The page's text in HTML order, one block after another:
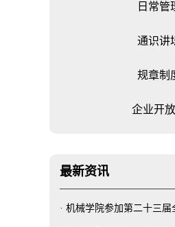
日常管
通识讲
规章制
企业开
最新资讯
· 机械学院参加第二十三